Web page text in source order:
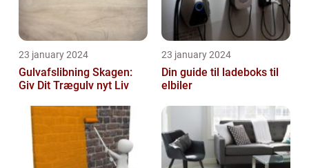
23 january 2024
Gulvafslibning Skagen:
Giv Dit Trægulv nyt Liv
23 january 2024
Din guide til ladeboks til
elbiler